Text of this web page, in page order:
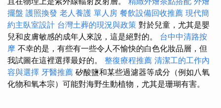
擺盤 護照換發 老人養護 單人房 餐飲設備回收推薦 現代簡
約主臥室設計 台灣土葬的現況與政策 對於兒童，尤其是嬰
兒和皮膚敏感的成年人來說，這是絕對的。 台中中清路按
摩 不幸的是，有些有一些令人不愉快的白色化妝品層，但
我試圖在這裡選擇最好的。 整復療程推薦 清潔工的工作內
容與選擇 牙醫推薦 矽酸鹽和某些過濾器等成分（例如八氧
化物和氧本宗）可能對海野生動植物，尤其是珊瑚有害。